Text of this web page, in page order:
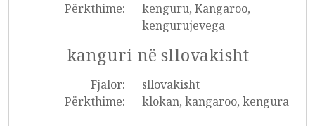
Përkthime:
kenguru, Kangaroo,
kengurujevega
kanguri në sllovakisht
Fjalor:
sllovakisht
Përkthime:
klokan, kangaroo, kengura